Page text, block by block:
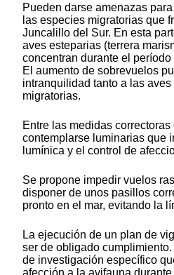
Pueden darse amenazas
las especies migratorias que
Juncalillo del Sur. En esta
aves esteparias (terrera
concentran durante el
El aumento de sobrevuelos
intranquilidad tanto a las
migratorias.
Entre las medidas
contemplarse luminarias que
lumínica y el control de
Se propone impedir vuelos
disponer de unos pasillos
pronto en el mar, evitando la
La ejecución de un plan de
ser de obligado
de investigación específico
afección a la avifauna